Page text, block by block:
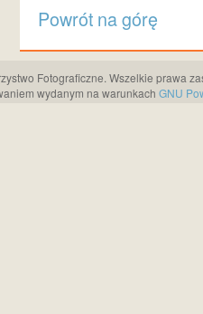
Powrót na górę
Fotograficzne. Wszelkie prawa
wydanym na warunkach GNU